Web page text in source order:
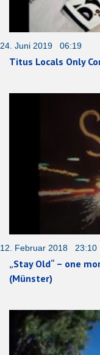
24. Juni 2019 06:19
Titus Locals Only
12. Februar 2018 23:10
„Stay Old“ – one
(Münster)